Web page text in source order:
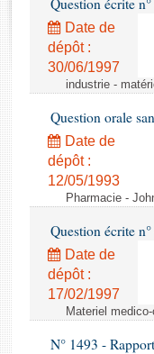
Rapports d'enquête
Rapports législatifs
Rapports sur
Baromètre de
Dossiers législatifs
Budget et sécurité
Questions écrites et
Comptes rendus des
Question écrite
Date de
dépôt :
30/06/1997
industrie -
Question orale
Date de
dépôt :
12/05/1993
Pharmacie -
Question écrite
Date de
dépôt :
17/02/1997
Materiel
N° 1493 -